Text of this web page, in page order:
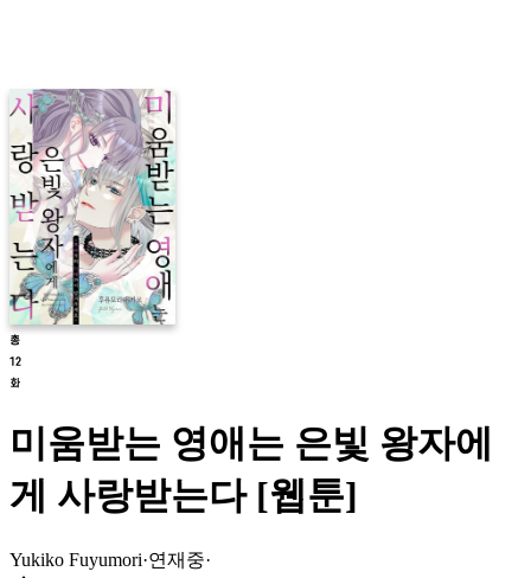
미움받는 영애는 은빛 왕자에
게 사랑받는다 [웹툰]
Yukiko Fuyumori·연재중·